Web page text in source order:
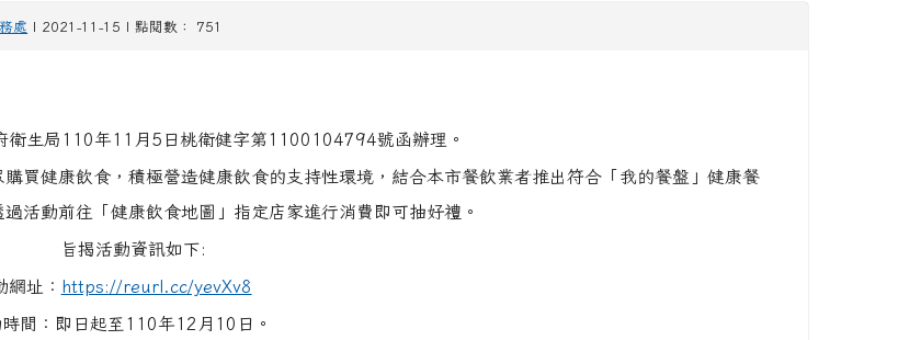
處 | 2021-11-15 | 點閱數： 751
衛生局110年11月5日桃衛健字第1100104794號函辦理。
購買健康飲食，積極營造健康飲食的支持性環境，結合本市餐飲業者推出符合「我的餐盤」健康餐
活動前往「健康飲食地圖」指定店家進行消費即可抽好禮。
旨揭活動資訊如下:
網址： https://reurl.cc/yevXv8
時間：即日起至110年12月10日。